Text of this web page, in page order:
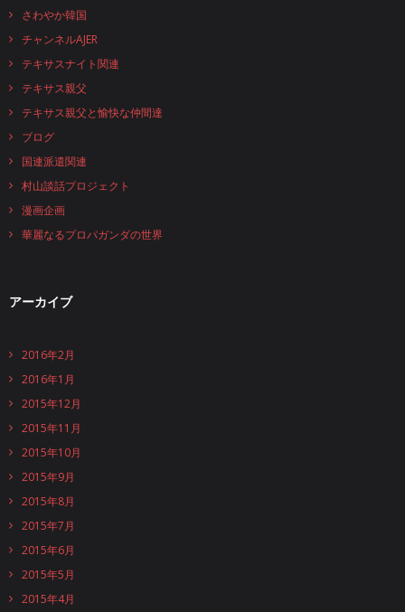
さわやか韓国
チャンネルAJER
テキサスナイト関連
テキサス親父
テキサス親父と愉快な仲間達
ブログ
国連派遣関連
村山談話プロジェクト
漫画企画
華麗なるプロパガンダの世界
アーカイブ
2016年2月
2016年1月
2015年12月
2015年11月
2015年10月
2015年9月
2015年8月
2015年7月
2015年6月
2015年5月
2015年4月